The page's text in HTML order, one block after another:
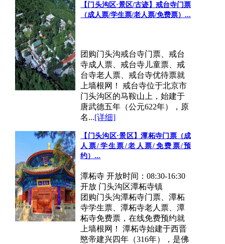
【门头沟区·景区/古迹】戒台寺门票
（成人票/学生票/老人票/免费票）...
团购门头沟戒台寺门票、戒台
寺成人票、戒台寺儿童票、戒
台寺老人票、戒台寺优待票就
上墙根网！ 戒台寺位于北京市
门头沟区的马鞍山上，始建于
唐武德五年（公元622年），原
名...[详细]
【门头沟区·景区】潭柘寺门票（成
人票/学生票/老人票/免费票/预
约）...
潭柘寺 开放时间：08:30-16:30
开放 门头沟区潭柘寺镇
团购门头沟潭柘寺门票、潭柘
寺学生票、潭柘寺老人票、潭
柘寺免费票，在线免费预约就
上墙根网！ 潭柘寺始建于西晋
愍帝建兴四年（316年），是佛